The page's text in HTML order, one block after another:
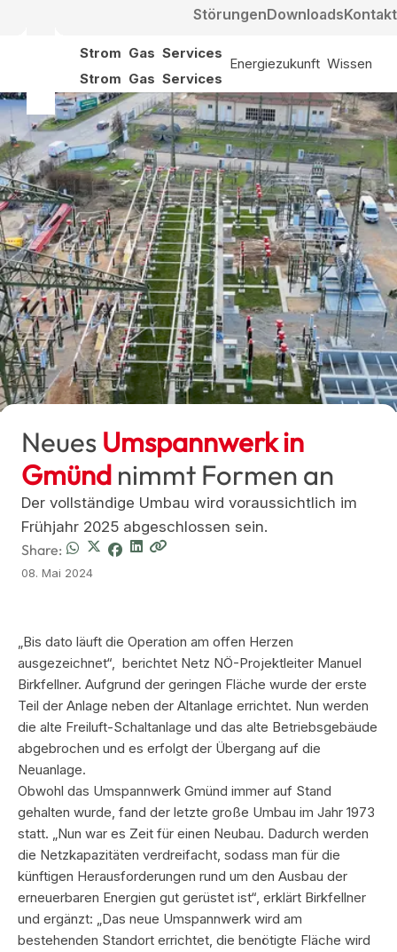
Strom
Strom
Gas
Gas
Services
Services
Energiezukunft Wissen
StörungenDownloadsKontakt
Neues Umspannwerk in
Gmünd nimmt Formen an
Der vollständige Umbau wird voraussichtlich im
Frühjahr 2025 abgeschlossen sein.
Share:
08. Mai 2024
„Bis dato läuft die Operation am offen Herzen
ausgezeichnet“, berichtet Netz NÖ-Projektleiter Manuel
Birkfellner. Aufgrund der geringen Fläche wurde der erste
Teil der Anlage neben der Altanlage errichtet. Nun werden
die alte Freiluft-Schaltanlage und das alte Betriebsgebäude
abgebrochen und es erfolgt der Übergang auf die
Neuanlage.
Obwohl das Umspannwerk Gmünd immer auf Stand
gehalten wurde, fand der letzte große Umbau im Jahr 1973
statt. „Nun war es Zeit für einen Neubau. Dadurch werden
die Netzkapazitäten verdreifacht, sodass man für die
künftigen Herausforderungen rund um den Ausbau der
erneuerbaren Energien gut gerüstet ist“, erklärt Birkfellner
und ergänzt: „Das neue Umspannwerk wird am
bestehenden Standort errichtet, die benötigte Fläche wird